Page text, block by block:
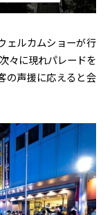
ェルカムショーが行
々に現れパレードを
の声援に応えると会